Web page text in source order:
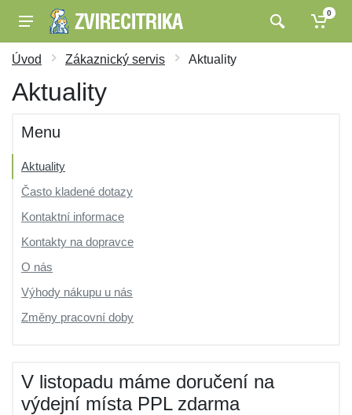
0
Úvod Zákaznický servis Aktuality
Aktuality
Menu
Aktuality
Často kladené dotazy
Kontaktní informace
Kontakty na dopravce
O nás
Výhody nákupu u nás
Změny pracovní doby
V listopadu máme doručení na
výdejní místa PPL zdarma